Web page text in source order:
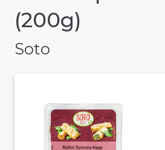
(200g)
Soto